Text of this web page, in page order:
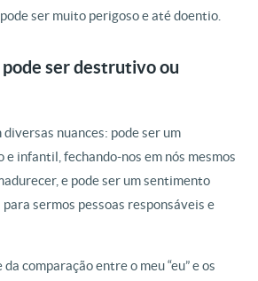
ser muito perigoso e até doentio.
ser destrutivo ou
nuances: pode ser um
infantil, fechando-nos em nós mesmos
e pode ser um sentimento
sermos pessoas responsáveis e
comparação entre o meu “eu” e os